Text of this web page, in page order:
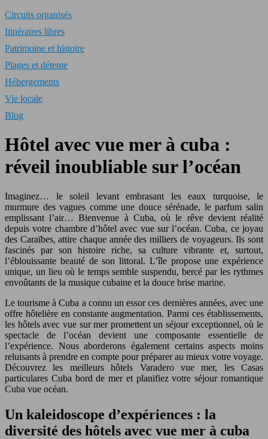
Circuits organisés
Itinéraires libres
Patrimoine et histoire
Plages et détente
Hébergements
Vie locale
Blog
Hôtel avec vue mer à cuba :
réveil inoubliable sur l’océan
Imaginez… le soleil levant embrasant les eaux turquoise, le
murmure des vagues comme une douce sérénade, le parfum salin
emplissant l’air… Bienvenue à Cuba, où le rêve devient réalité
depuis votre chambre d’hôtel avec vue sur l’océan. Cuba, ce joyau
des Caraïbes, attire chaque année des milliers de voyageurs. Ils sont
fascinés par son histoire riche, sa culture vibrante et, surtout,
l’éblouissante beauté de son littoral. L’île propose une expérience
unique, un lieu où le temps semble suspendu, bercé par les rythmes
envoûtants de la musique cubaine et la douce brise marine.
Le tourisme à Cuba a connu un essor ces dernières années, avec une
offre hôtelière en constante augmentation. Parmi ces établissements,
les hôtels avec vue sur mer promettent un séjour exceptionnel, où le
spectacle de l’océan devient une composante essentielle de
l’expérience. Nous aborderons également certains aspects moins
reluisants à prendre en compte pour préparer au mieux votre voyage.
Découvrez les meilleurs hôtels Varadero vue mer, les Casas
particulares Cuba bord de mer et planifiez votre séjour romantique
Cuba vue océan.
Un kaleidoscope d’expériences : la
diversité des hôtels avec vue mer à cuba